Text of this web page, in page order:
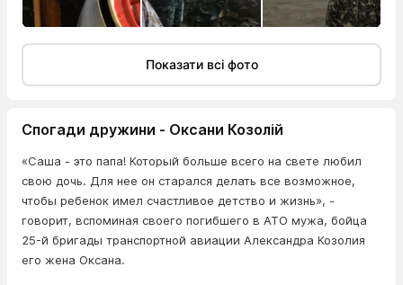
Показати всі фото
Спогади дружини - Оксани Козолій
«Саша - это папа! Который больше всего на свете любил
свою дочь. Для нее он старался делать все возможное,
чтобы ребенок имел счастливое детство и жизнь», -
говорит, вспоминая своего погибшего в АТО мужа, бойца
25-й бригады транспортной авиации Александра Козолия
его жена Оксана.